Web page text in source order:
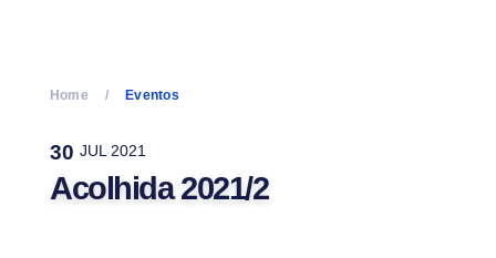
Home Eventos
30 JUL 2021
Acolhida 2021/2